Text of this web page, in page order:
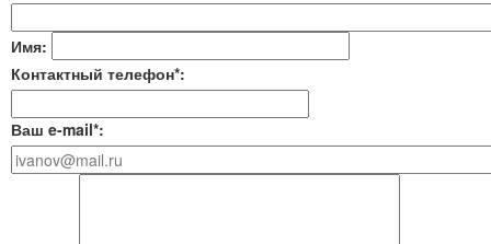
Имя:
Контактный телефон*:
Ваш e-mail*: